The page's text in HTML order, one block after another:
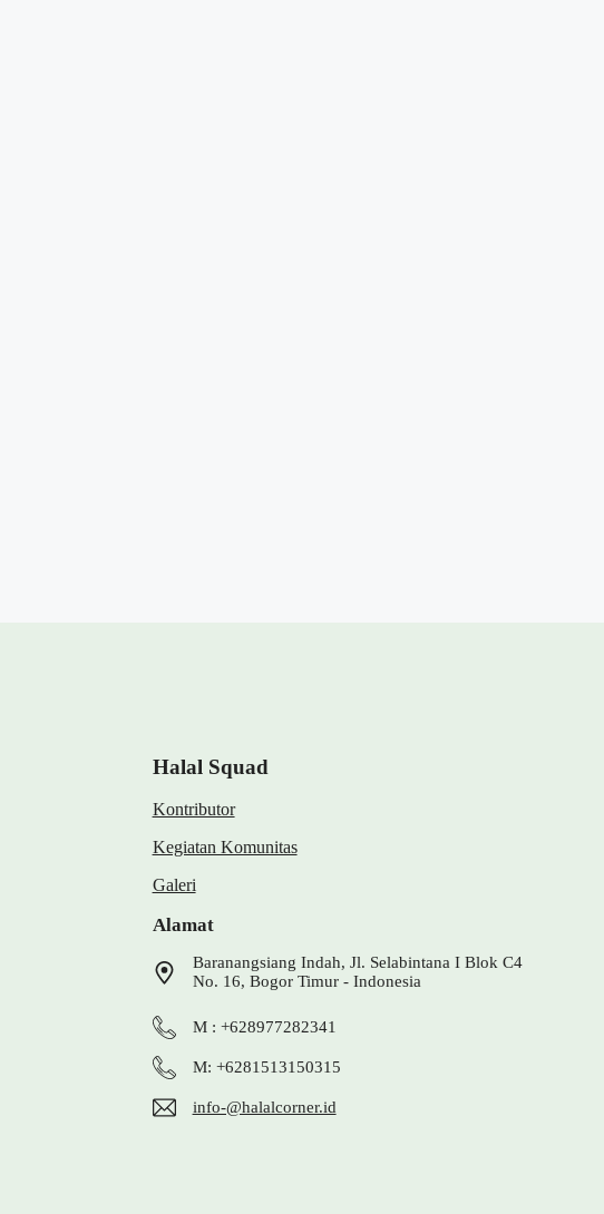
Halal Squad
Kontributor
Kegiatan Komunitas
Galeri
Alamat
Baranangsiang Indah, Jl. Selabintana I Blok C4
No. 16, Bogor Timur - Indonesia
M : +628977282341
M: +6281513150315
info-@halalcorner.id